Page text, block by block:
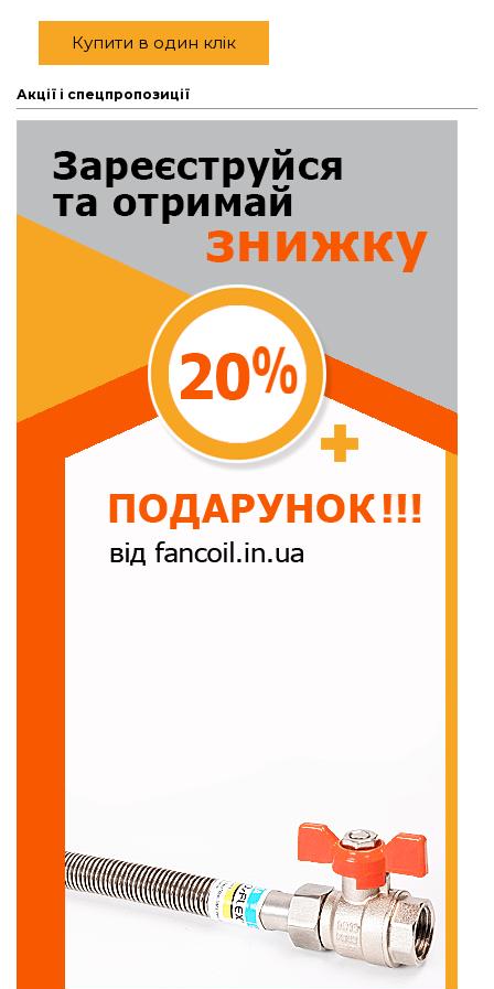
Купити в один клік
Акції і спецпропозиції